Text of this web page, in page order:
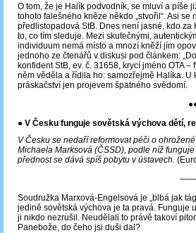
O tom, že je Halík podvodník, se mluví a píše
tohoto falešného kněze někdo „stvořil“. Asi
předlistopadová StB. Dnes není jasné, kdo
to, co tím sleduje. Mezi skutečnými,
individuum nemá místo a mnozí kněží jím
jednoho ze čtenářů v diskusi pod článkem:
konfident StB, ev. č. 31658, krycí jméno OTA
něm věděla a řídila ho: samozřejmě Halíka.
práskačství jen projevem špatného svědomí.
● V Česku funguje sovětská výchova dětí,
V Česku se nedaří reformovat péči o
Michaela Marksová (ČSSD), podle níž
přednost se dává spíš pobytu v ústavech.
Soudružka Marxová-Engelsová je „blbá jak
jedině sovětská výchova je ta pravá. Funguje
ji nikdo nezrušil. Neudělali to právě takoví
Panebože, do čeho jsi duši dal?